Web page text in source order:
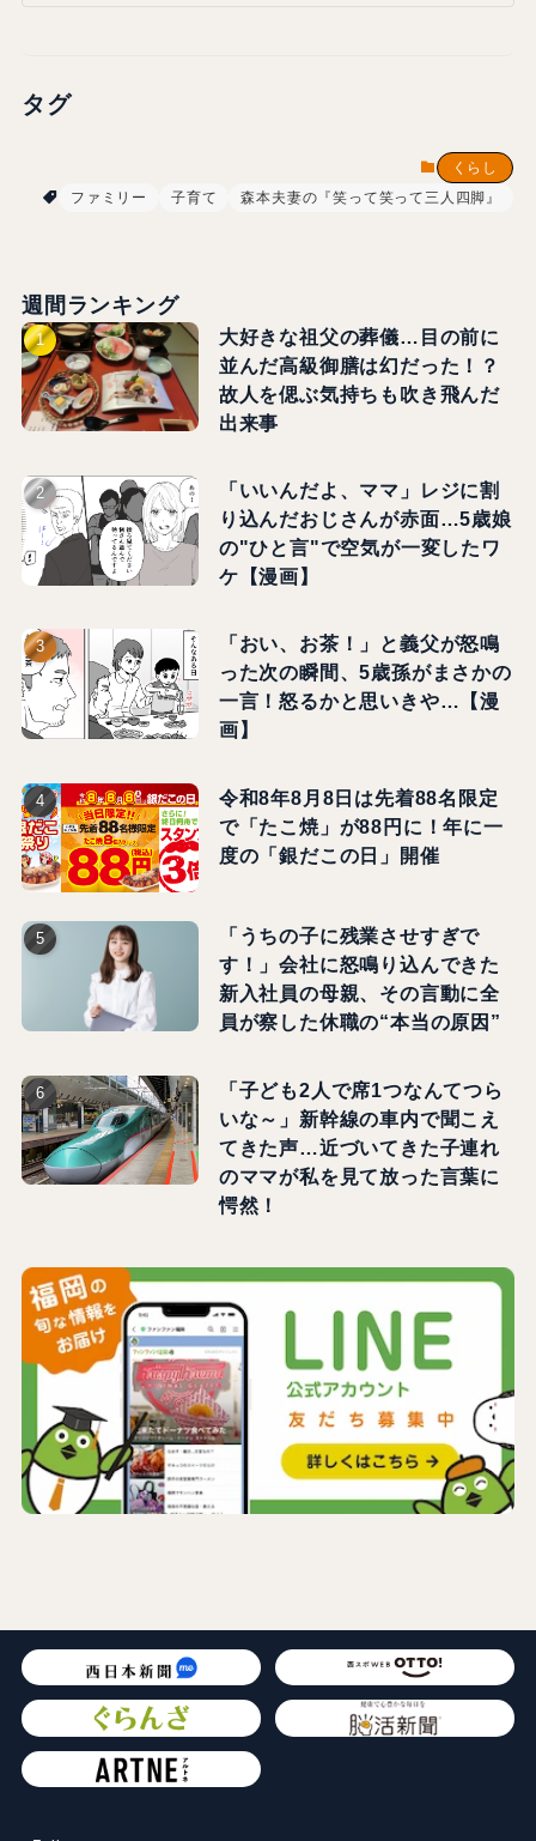
タグ
くらし
ファミリー
子育て 森本夫妻の『笑って笑って三人四脚』
週間ランキング
大好きな祖父の葬儀…目の前に
並んだ高級御膳は幻だった！？
故人を偲ぶ気持ちも吹き飛んだ
出来事
「いいんだよ、ママ」レジに割
り込んだおじさんが赤面…5歳娘
の"ひと言"で空気が一変したワ
ケ【漫画】
「おい、お茶！」と義父が怒鳴
った次の瞬間、5歳孫がまさかの
一言！怒るかと思いきや…【漫
画】
令和8年8月8日は先着88名限定
で「たこ焼」が88円に！年に一
度の「銀だこの日」開催
「うちの子に残業させすぎで
す！」会社に怒鳴り込んできた
新入社員の母親、その言動に全
員が察した休職の“本当の原因”
「子ども2人で席1つなんてつら
いな～」新幹線の車内で聞こえ
てきた声…近づいてきた子連れ
のママが私を見て放った言葉に
愕然！